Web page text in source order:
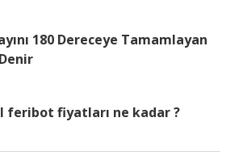
180 Dereceye Tamamlayan
feribot fiyatları ne kadar ?